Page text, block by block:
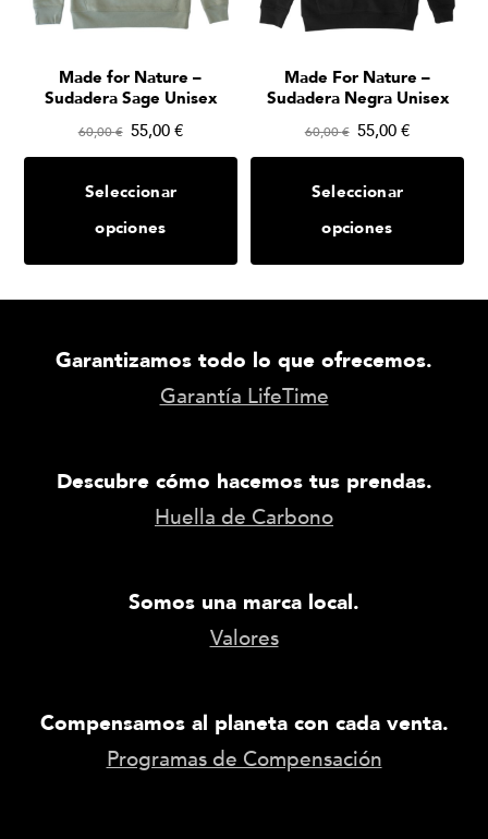
Made for Nature –
Sudadera Sage Unisex
60,00€ 55,00€
Seleccionar
opciones
Made For Nature –
Sudadera Negra Unisex
60,00€ 55,00€
Seleccionar
opciones
Garantizamos todo lo que ofrecemos.
Garantía LifeTime
Descubre cómo hacemos tus prendas.
Huella de Carbono
Somos una marca local.
Valores
Compensamos al planeta con cada venta.
Programas de Compensación